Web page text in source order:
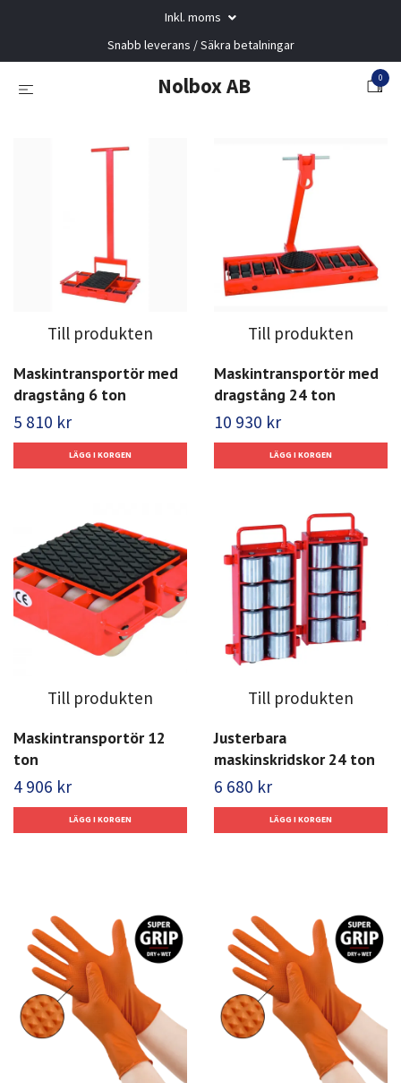
Inkl. moms
Snabb leverans / Säkra betalningar
Nolbox AB 0
Till produkten
Maskintransportör med
dragstång 6 ton
5 810 kr
Till produkten
Maskintransportör med
dragstång 24 ton
10 930 kr
Till produkten
Maskintransportör 12
ton
4 906 kr
Till produkten
Justerbara
maskinskridskor 24 ton
6 680 kr